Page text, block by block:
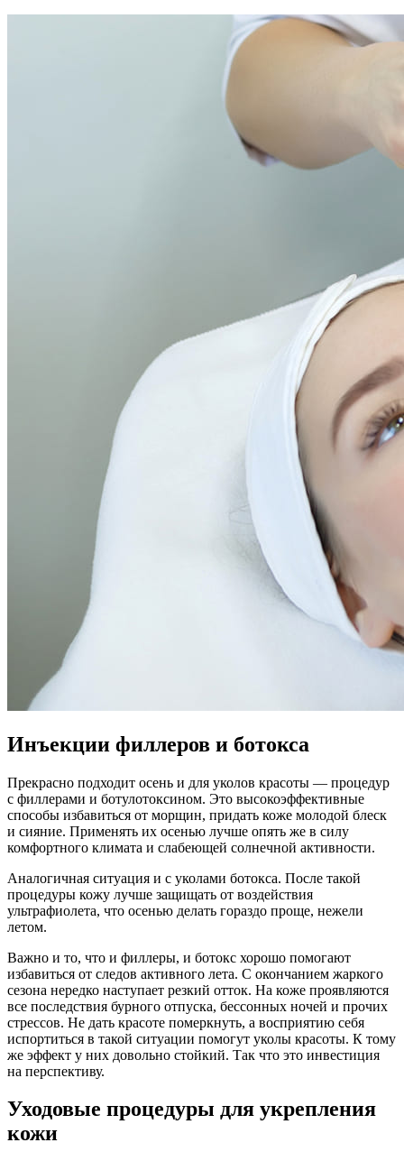
Инъекции филлеров и ботокса
Прекрасно подходит осень и для уколов красоты — процедур
с филлерами и ботулотоксином. Это высокоэффективные
способы избавиться от морщин, придать коже молодой блеск
и сияние. Применять их осенью лучше опять же в силу
комфортного климата и слабеющей солнечной активности.
Аналогичная ситуация и с уколами ботокса. После такой
процедуры кожу лучше защищать от воздействия
ультрафиолета, что осенью делать гораздо проще, нежели
летом.
Важно и то, что и филлеры, и ботокс хорошо помогают
избавиться от следов активного лета. С окончанием жаркого
сезона нередко наступает резкий отток. На коже проявляются
все последствия бурного отпуска, бессонных ночей и прочих
стрессов. Не дать красоте померкнуть, а восприятию себя
испортиться в такой ситуации помогут уколы красоты. К тому
же эффект у них довольно стойкий. Так что это инвестиция
на перспективу.
Уходовые процедуры для укрепления
кожи